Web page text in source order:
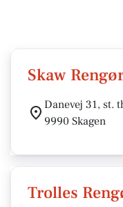
Skaw
Danevej 31, st.
9990 Skagen
Trolles